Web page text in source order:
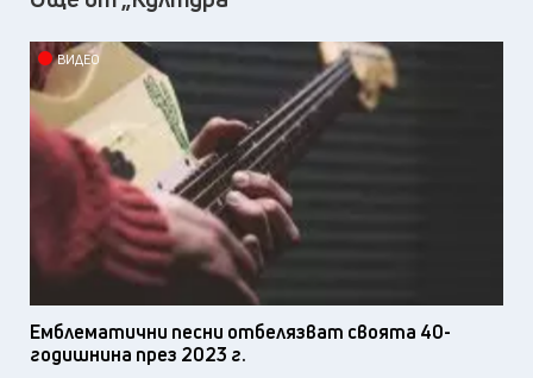
ВИДЕО
Емблематични песни отбелязват своята 40-
годишнина през 2023 г.